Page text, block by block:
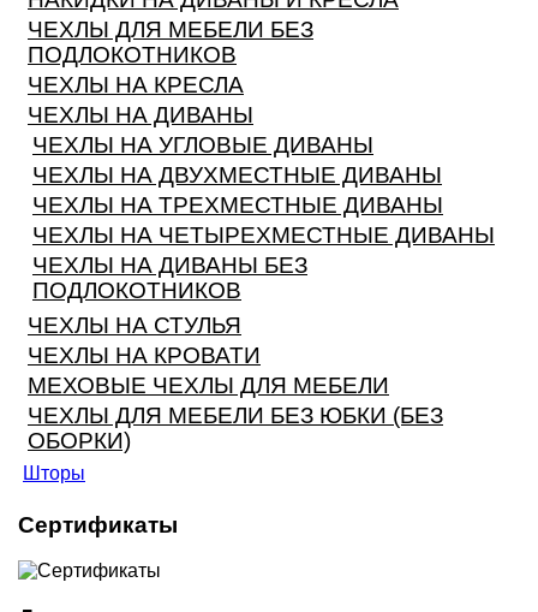
ЧЕХЛЫ ДЛЯ МЕБЕЛИ БЕЗ
ПОДЛОКОТНИКОВ
ЧЕХЛЫ НА КРЕСЛА
ЧЕХЛЫ НА ДИВАНЫ
ЧЕХЛЫ НА УГЛОВЫЕ ДИВАНЫ
ЧЕХЛЫ НА ДВУХМЕСТНЫЕ ДИВАНЫ
ЧЕХЛЫ НА ТРЕХМЕСТНЫЕ ДИВАНЫ
ЧЕХЛЫ НА ЧЕТЫРЕХМЕСТНЫЕ ДИВАНЫ
ЧЕХЛЫ НА ДИВАНЫ БЕЗ
ПОДЛОКОТНИКОВ
ЧЕХЛЫ НА СТУЛЬЯ
ЧЕХЛЫ НА КРОВАТИ
МЕХОВЫЕ ЧЕХЛЫ ДЛЯ МЕБЕЛИ
ЧЕХЛЫ ДЛЯ МЕБЕЛИ БЕЗ ЮБКИ (БЕЗ
ОБОРКИ)
Шторы
Сертификаты